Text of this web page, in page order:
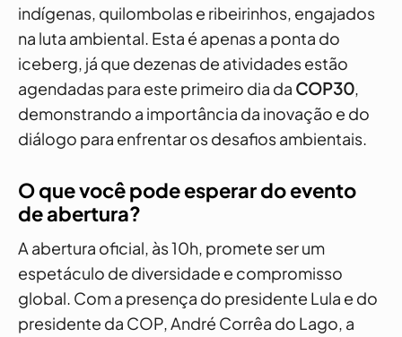
indígenas, quilombolas e ribeirinhos, engajados
na luta ambiental. Esta é apenas a ponta do
iceberg, já que dezenas de atividades estão
agendadas para este primeiro dia da COP30,
demonstrando a importância da inovação e do
diálogo para enfrentar os desafios ambientais.
O que você pode esperar do evento
de abertura?
A abertura oficial, às 10h, promete ser um
espetáculo de diversidade e compromisso
global. Com a presença do presidente Lula e do
presidente da COP, André Corrêa do Lago, a